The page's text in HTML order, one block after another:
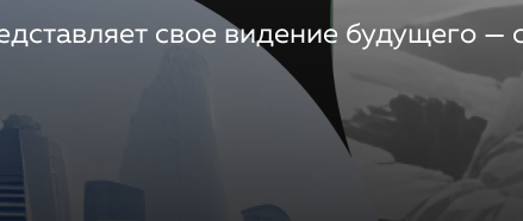
свое видение будущего —